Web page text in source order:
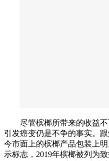
尽管槟榔所带来的收益
引发癌变仍是不争的事实。
今市面上的槟榔产品包装上
示标志，2019年槟榔被列为